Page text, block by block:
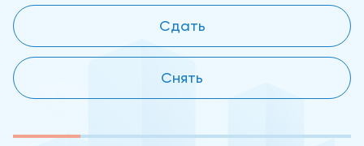
Сдать
Снять